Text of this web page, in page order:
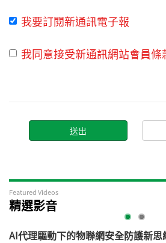
我要訂閱新通訊電子報
我同意接受新通訊網站會員條
Featured Videos
精選影音
AI代理驅動下的物聯網安全防護新